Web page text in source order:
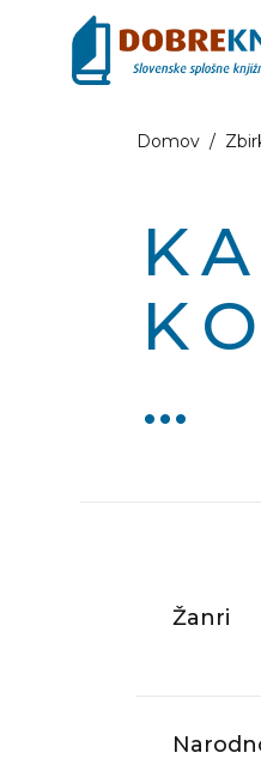
Domov /
…
Žanri